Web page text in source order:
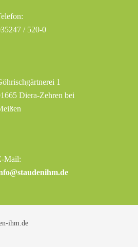
/ 520-0
1
Diera-Zehren bei
Mail:
ihm.de